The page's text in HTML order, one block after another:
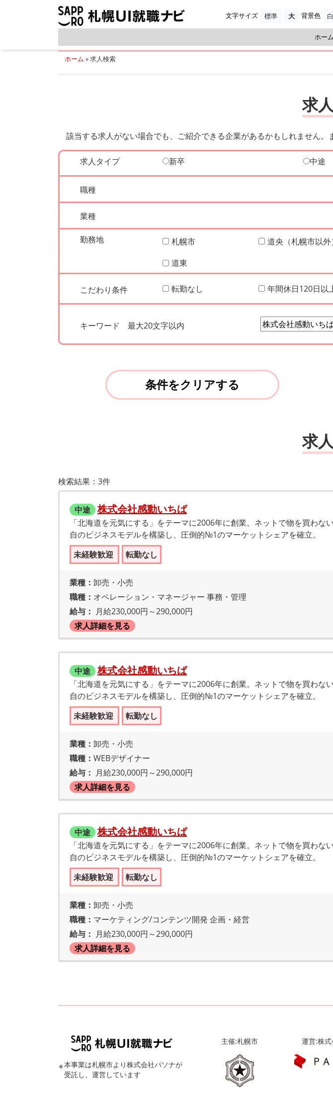
文字サイズ 標準 大 背景色 白
ホーム
ホーム »求人検索
求
該当する求人がない場合でも、ご紹介できる企業があるかもしれません。
求人タイプ 新卒 中途
職種
業種
勤務地 札幌市 道央（札幌市以外
道東
こだわり条件 転勤なし 年間休日120日以
キーワード 最大20文字以内
条件をクリアする
求
中途 株式会社感動いちば
「北海道を元気にする」をテーマに2006年に創業。ネットで物を買わ
自のビジネスモデルを構築し、圧倒的№1のマーケットシェアを確立。
未経験歓迎
転勤なし
業種： 卸売・小売
職種： オペレーション・マネージャー 事務・管理
給与： 月給230,000円～290,000円
求人詳細を見る
中途 株式会社感動いちば
「北海道を元気にする」をテーマに2006年に創業。ネットで物を買わ
自のビジネスモデルを構築し、圧倒的№1のマーケットシェアを確立。
未経験歓迎
転勤なし
業種： 卸売・小売
職種： WEBデザイナー
給与： 月給230,000円～290,000円
求人詳細を見る
中途 株式会社感動いちば
「北海道を元気にする」をテーマに2006年に創業。ネットで物を買わ
自のビジネスモデルを構築し、圧倒的№1のマーケットシェアを確立。
未経験歓迎
転勤なし
業種： 卸売・小売
職種： マーケティング/コンテンツ開発 企画・経営
給与： 月給230,000円～290,000円
求人詳細を見る
検索結果：3件
※本事業は札幌市より株式会社パソナが
受託し、運営しています
主催:札幌市 運営:株